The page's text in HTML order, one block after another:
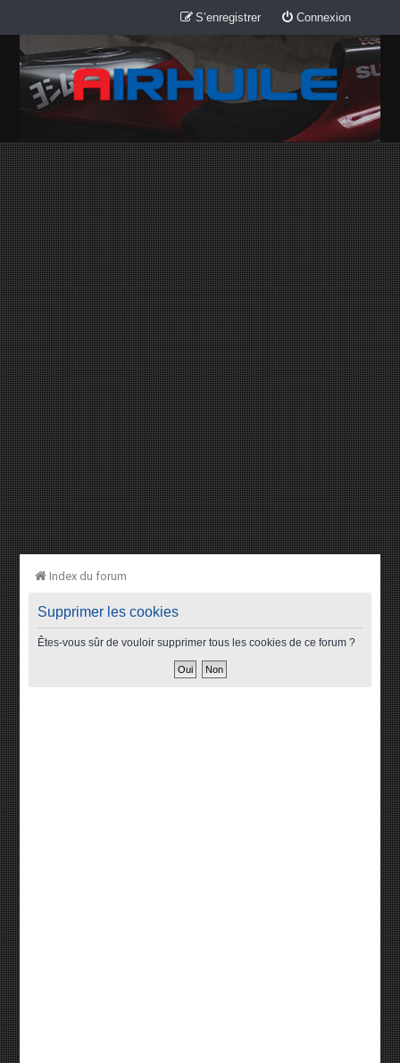
Connexion
S’enregistrer
Index du forum
Supprimer les cookies
Êtes-vous sûr de vouloir supprimer tous les cookies de ce forum ?